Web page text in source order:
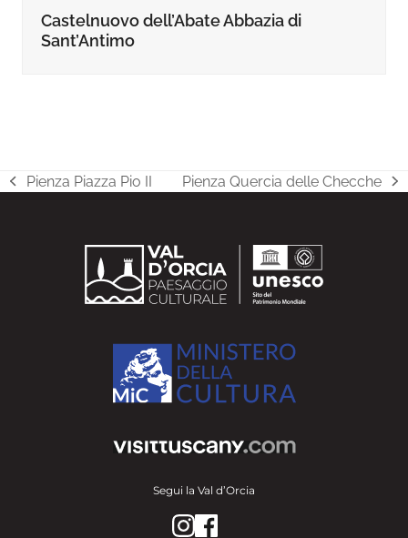
Castelnuovo dell’Abate Abbazia di
Sant’Antimo
post
Pienza Piazza Pio II
articolo
Pienza Quercia delle Checche
Segui la Val d’Orcia